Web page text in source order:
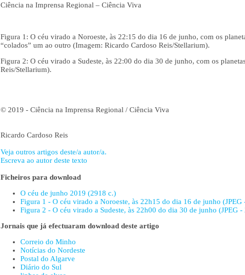
Ciência na Imprensa Regional – Ciência Viva
Figura 1: O céu virado a Noroeste, às 22:15 do dia 16 de junho, com os
“colados” um ao outro (Imagem: Ricardo Cardoso Reis/Stellarium).
Figura 2: O céu virado a Sudeste, às 22:00 do dia 30 de junho, com os
Reis/Stellarium).
© 2019 - Ciência na Imprensa Regional / Ciência Viva
Ricardo Cardoso Reis
Veja outros artigos deste/a autor/a.
Escreva ao autor deste texto
Ficheiros para download
O céu de junho 2019 (2918 c.)
Figura 1 - O céu virado a Noroeste, às 22h15 do dia 16 de junho
Figura 2 - O céu virado a Sudeste, às 22h00 do dia 30 de junho (JPEG
Jornais que já efectuaram download deste artigo
Correio do Minho
Notícias do Nordeste
Postal do Algarve
Diário do Sul